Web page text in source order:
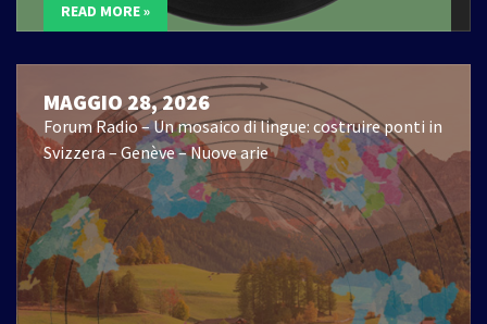
READ MORE »
MAGGIO 28, 2026
Forum Radio – Un mosaico di lingue: costruire ponti in
Svizzera – Genève – Nuove arie